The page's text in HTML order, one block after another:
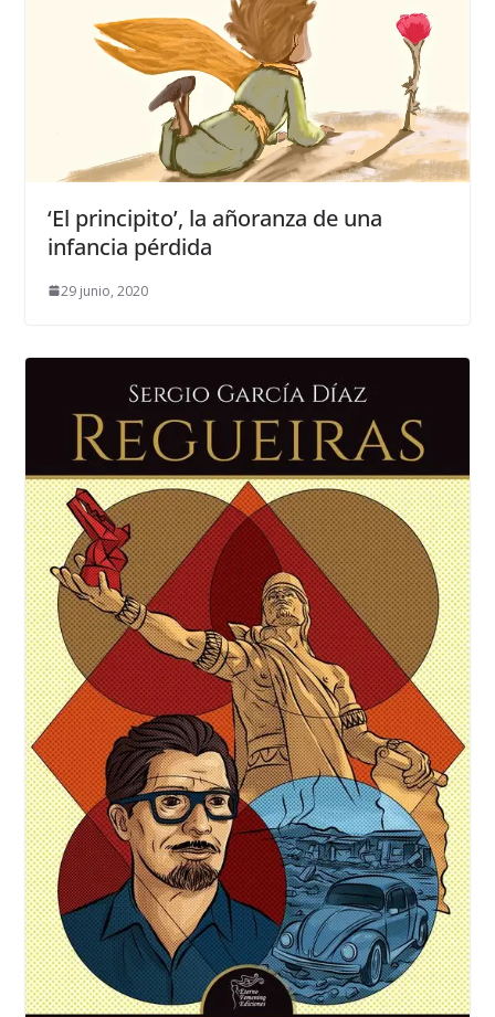
‘El principito’, la añoranza de una
infancia pérdida
29 junio, 2020